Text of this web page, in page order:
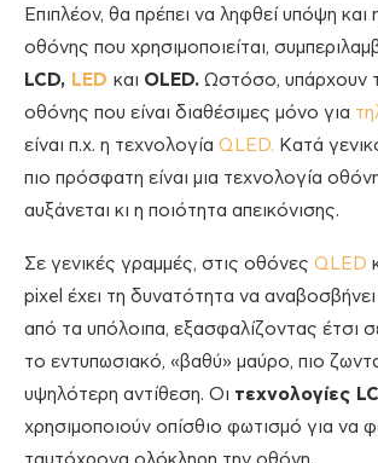
Επιπλέον, θα πρέπει να ληφθεί υπόψη και
οθόνης που χρησιμοποιείται,
LCD, LED και OLED. Ωστόσο, υπάρχουν
οθόνης που είναι διαθέσιμες μόνο για
είναι π.χ. η τεχνολογία QLED. Κατά
πιο πρόσφατη είναι μια τεχνολογία
αυξάνεται κι η ποιότητα απεικόνισης.
Σε γενικές γραμμές, στις οθόνες QLED
pixel έχει τη δυνατότητα να
από τα υπόλοιπα, εξασφαλίζοντας έτσι
το εντυπωσιακό, «βαθύ» μαύρο, πιο
υψηλότερη αντίθεση. Οι τεχνολογίες
χρησιμοποιούν οπίσθιο φωτισμό για να